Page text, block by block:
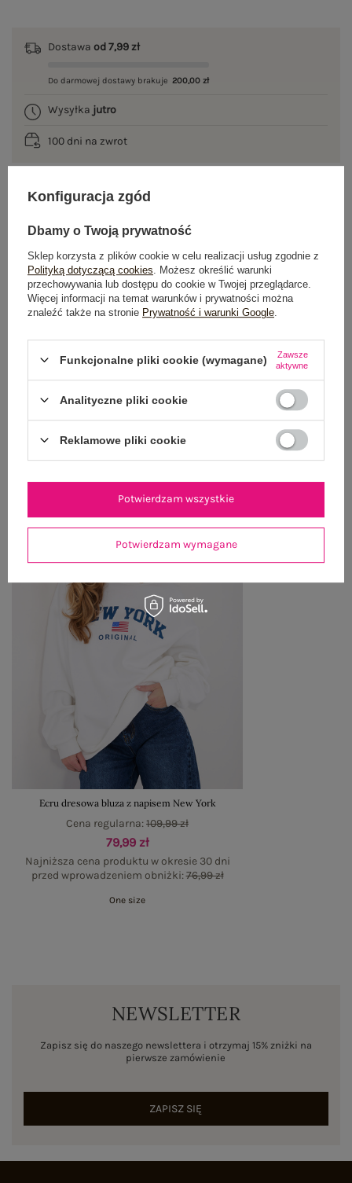
Dostawa od 7,99 zł
Do darmowej dostawy brakuje 200,00 zł
Wysyłka jutro
100 dni na zwrot
GŁÓWNE PARAMETRY
OPINIE O PRODUKCIE (0)
ZWROTY I REKLAMACJE
OSTATNIO OGLĄDANE
Zobacz wszystko
Ecru dresowa bluza z napisem New York
79,99 zł
Najniższa cena produktu w okresie 30 dni
przed wprowadzeniem obniżki:76,99 zł
Cena regularna:109,99 zł
One size
NEWSLETTER
Zapisz się do naszego newslettera i otrzymaj 15% zniżki na
pierwsze zamówienie
ZAPISZ SIĘ
Konfiguracja zgód
Dbamy o Twoją prywatność
Sklep korzysta z plików cookie w celu realizacji usług zgodnie z
Polityką dotyczącą cookies . Możesz określić warunki
przechowywania lub dostępu do cookie w Twojej przeglądarce.
Więcej informacji na temat warunków i prywatności można
znaleźć także na stronie Prywatność i warunki Google
Funkcjonalne pliki cookie (wymagane)
Zawsze
aktywne
Analityczne pliki cookie
Reklamowe pliki cookie
Potwierdzam wymagane
Potwierdzam wszystkie